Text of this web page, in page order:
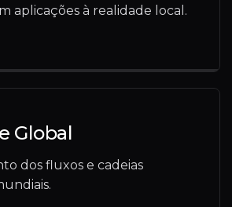
aplicações à realidade local.
Global
dos fluxos e cadeias